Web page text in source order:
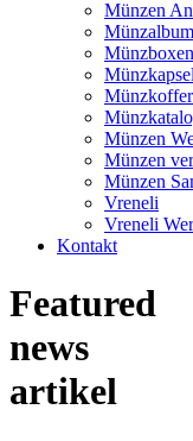
Münzen
Münzalbum
Münzboxen
Münzkoffer
Münzen
Münzen
Münzen
Vreneli
Vreneli
Kontakt
Featured
news
artikel